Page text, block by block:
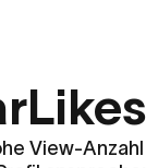
View-Anzahl